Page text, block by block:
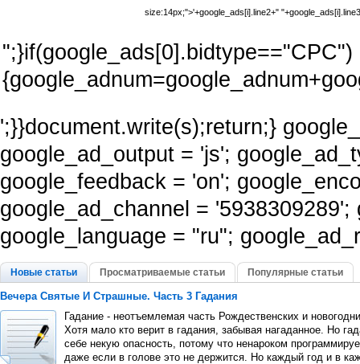
size:14px;">'+google_ads[i].line2+"
";}if(google_ads[0].bidtype=="CPC")
';}}document.write(s);return;}
google_ad_output = 'js';
google_feedback = 'on';
google_ad_channel =
google_language = "ru";
Новые статьи Просматриваемые статьи Популярные статьи
Вечера Святые И Страшные. Часть 3 Гадания
Гадание - неотъемлемая часть Рождественских и
Хотя мало кто верит в гадания, забывая нагаданное. Но
себе некую опасность, потому что ненароком
даже если в голове это не держится. Но каждый год и в